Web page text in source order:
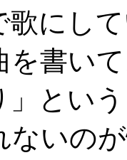
歌にし
を書い
」とい
ないの